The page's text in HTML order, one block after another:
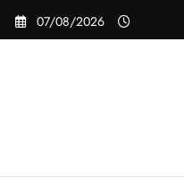
Pular
para
07/08/2026